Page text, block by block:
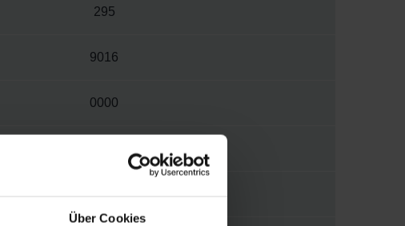
Über Cookies
295
9016
0000
S012